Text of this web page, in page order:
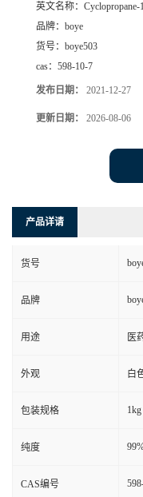
英文名称：
品牌： boye
货号： boye503
cas： 598-10-7
发布日期： 2021-12-27
更新日期： 2026-08-06
产品详请
货号
品牌
用途 医
外观 白
包装规格
纯度
CAS编号